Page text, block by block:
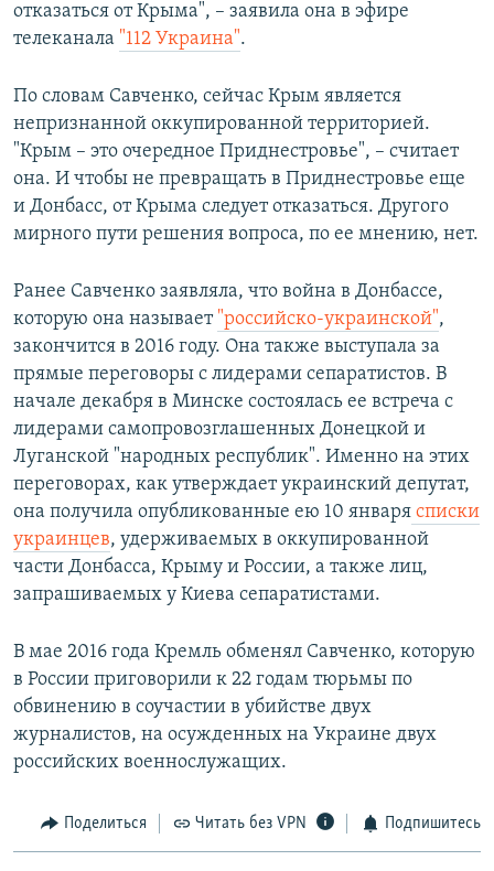
отказаться от Крыма", – заявила она в эфире
телеканала "112 Украина".
По словам Савченко, сейчас Крым является
непризнанной оккупированной территорией.
"Крым – это очередное Приднестровье", – считает
она. И чтобы не превращать в Приднестровье еще
и Донбасс, от Крыма следует отказаться. Другого
мирного пути решения вопроса, по ее мнению, нет.
Ранее Савченко заявляла, что война в Донбассе,
которую она называет "российско-украинской",
закончится в 2016 году. Она также выступала за
прямые переговоры с лидерами сепаратистов. В
начале декабря в Минске состоялась ее встреча с
лидерами самопровозглашенных Донецкой и
Луганской "народных республик". Именно на этих
переговорах, как утверждает украинский депутат,
она получила опубликованные ею 10 января списки
украинцев, удерживаемых в оккупированной
части Донбасса, Крыму и России, а также лиц,
запрашиваемых у Киева сепаратистами.
В мае 2016 года Кремль обменял Савченко, которую
в России приговорили к 22 годам тюрьмы по
обвинению в соучастии в убийстве двух
журналистов, на осужденных на Украине двух
российских военнослужащих.
Поделиться Читать без VPN Подпишитесь